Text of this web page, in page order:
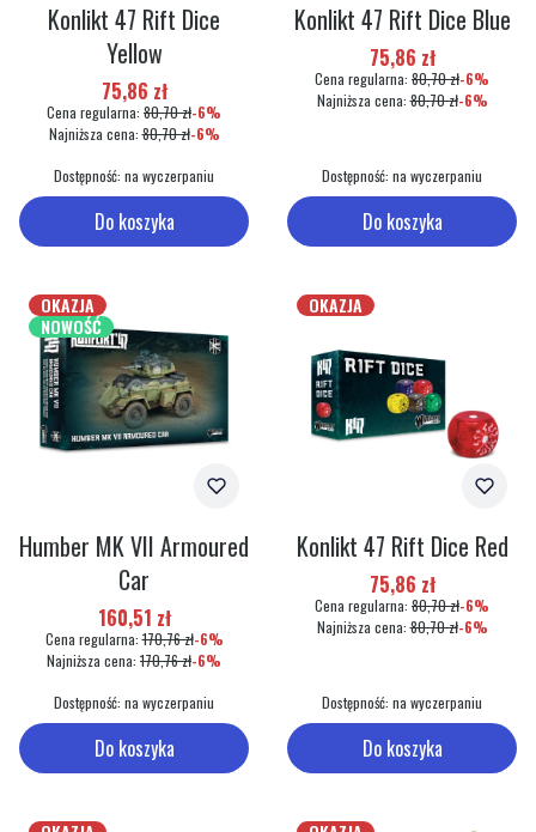
Do koszyka
Konlikt 47 Rift Dice
Yellow
Cena promocyjna
75,86 zł
Cena regularna: 80,70 zł-6%
Najniższa cena: 80,70 zł-6%
Dostępność: na wyczerpaniu
Do koszyka
Konlikt 47 Rift Dice Blue
Cena promocyjna
75,86 zł
Cena regularna: 80,70 zł-6%
Najniższa cena: 80,70 zł-6%
Dostępność: na wyczerpaniu
OKAZJA
NOWOŚĆ
Do koszyka
Humber MK VII Armoured
Car
Cena promocyjna
160,51 zł
Cena regularna: 170,76 zł-6%
Najniższa cena: 170,76 zł-6%
Dostępność: na wyczerpaniu
OKAZJA
Do koszyka
Konlikt 47 Rift Dice Red
Cena promocyjna
75,86 zł
Cena regularna: 80,70 zł-6%
Najniższa cena: 80,70 zł-6%
Dostępność: na wyczerpaniu